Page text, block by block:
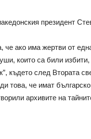
президент
че ако има жертви от
които са били
където след Втората
това, че имат
архивите на